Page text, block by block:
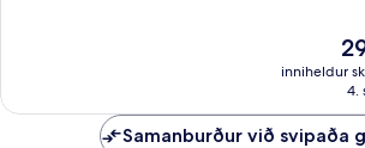
inniheldur
4.
Samanburður við svipaða